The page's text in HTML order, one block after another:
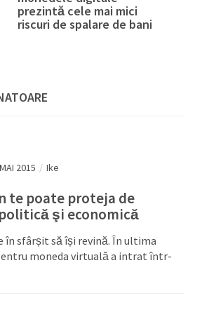
prezintă cele mai mici
riscuri de spalare de bani
2015 / Ike
te poate proteja de
şi economică
în sfârșit să își revină. În ultima
moneda virtuală a intrat într-